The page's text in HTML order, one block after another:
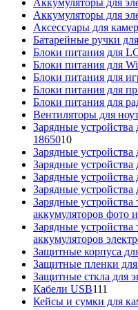
Аккумуляторы для
Аксессуары для камер
Батарейные ручки
Блоки питания для
Блоки питания для
Блоки питания для
Блоки питания для
Блоки питания для
Вентиляторы для
Зарядные
186501010
товаров
Зарядные устройства
Зарядные устройства
Зарядные
Зарядные
Зарядные
аккумуляторов фото
Зарядные
аккумуляторов
Защитные корпуса
Защитные пленки
Защитные сткла для
Кабели USB111
Кейсы и сумки для